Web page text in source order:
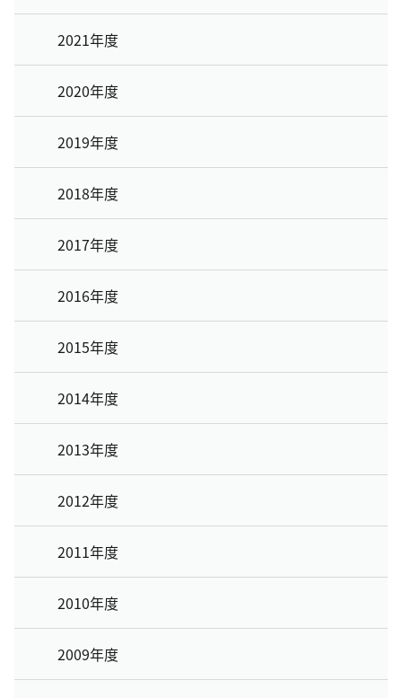
2021年度
2020年度
2019年度
2018年度
2017年度
2016年度
2015年度
2014年度
2013年度
2012年度
2011年度
2010年度
2009年度